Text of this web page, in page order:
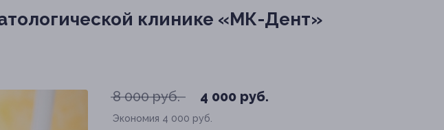
клинике «МК-Дент»
8 000 руб. 4 000 руб.
Экономия 4 000 руб.